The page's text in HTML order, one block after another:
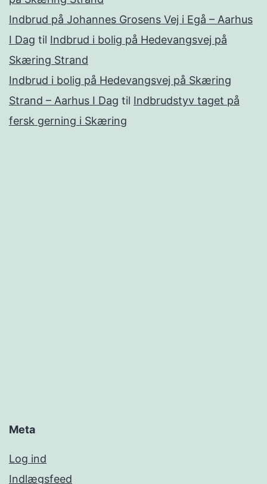
Indbrud på Johannes Grosens Vej i Egå – Aarhus
I Dag til Indbrud i bolig på Hedevangsvej på
Skæring Strand
Indbrud i bolig på Hedevangsvej på Skæring
Strand – Aarhus I Dag til Indbrudstyv taget på
fersk gerning i Skæring
Meta
Log ind
Indlægsfeed